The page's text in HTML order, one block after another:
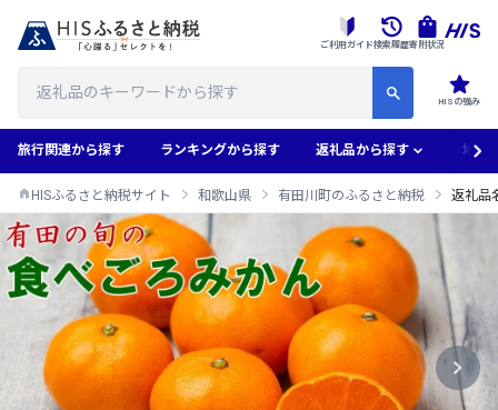
HISの強み
ご利用ガイド検索履歴寄附状況
旅行関連から探す ランキングから探す 返礼品から探す 地域
HISふるさと納税サイト 和歌山県 有田川町のふるさと納税 返礼品